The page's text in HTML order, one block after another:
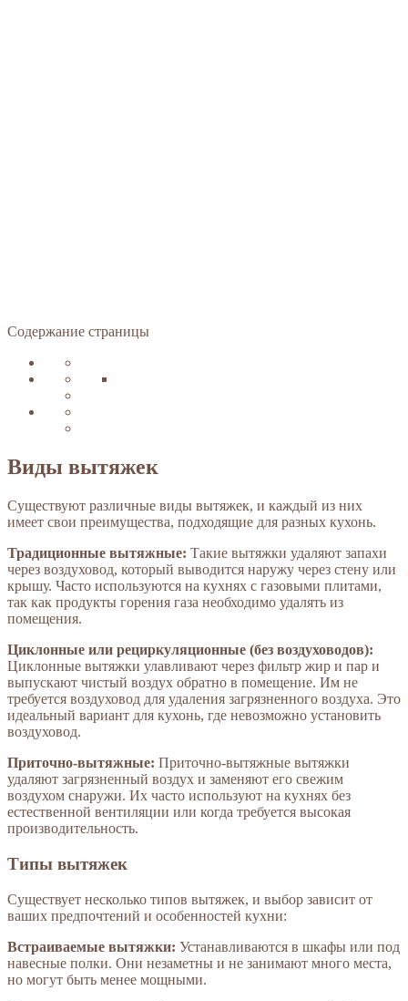
Содержание страницы
Виды вытяжек
Существуют различные виды вытяжек, и каждый из них
имеет свои преимущества, подходящие для разных кухонь.
Традиционные вытяжные: Такие вытяжки удаляют запахи
через воздуховод, который выводится наружу через стену или
крышу. Часто используются на кухнях с газовыми плитами,
так как продукты горения газа необходимо удалять из
помещения.
Циклонные или рециркуляционные (без воздуховодов):
Циклонные вытяжки улавливают через фильтр жир и пар и
выпускают чистый воздух обратно в помещение. Им не
требуется воздуховод для удаления загрязненного воздуха. Это
идеальный вариант для кухонь, где невозможно установить
воздуховод.
Приточно-вытяжные: Приточно-вытяжные вытяжки
удаляют загрязненный воздух и заменяют его свежим
воздухом снаружи. Их часто используют на кухнях без
естественной вентиляции или когда требуется высокая
производительность.
Типы вытяжек
Существует несколько типов вытяжек, и выбор зависит от
ваших предпочтений и особенностей кухни:
Встраиваемые вытяжки: Устанавливаются в шкафы или под
навесные полки. Они незаметны и не занимают много места,
но могут быть менее мощными.